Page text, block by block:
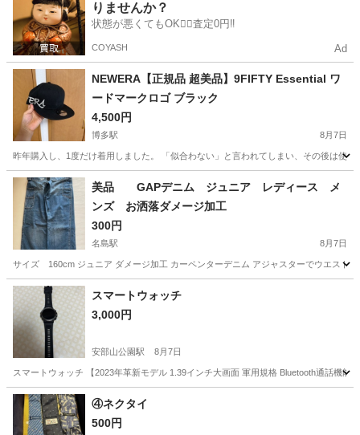
りませんか？
状態が悪くてもOK🙆‍♀️査定0円‼️
COYASH Ad
NEWERA【正規品 超美品】9FIFTY Essential ワ
ードマークロゴ ブラック
4,500円
博多駅 8月7日
昨年購入し、1度だけ着用しました。 「似合わない」と言われてしまい、その後は使
福岡 福岡市 博多駅
美品 GAPデニム ジュニア レディース メ
ンズ お洒落ダメージ加工
300円
名島駅 8月7日
サイズ 160cm ジュニア ダメージ加工 カーペンターデニム アジャスターでウエスト
福岡 福岡市
スマートウォッチ
3,000円
安部山公園駅 8月7日
スマートウォッチ 【2023年革新モデル 1.39インチ大画面 軍用規格 Bluetooth通話機
福岡 北九州市 安部山公園駅
スマートウォッチ
④ネクタイ
500円